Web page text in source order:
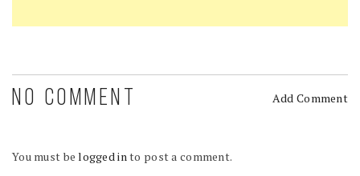
NO COMMENT Add Comment
You must belogged into post a comment.